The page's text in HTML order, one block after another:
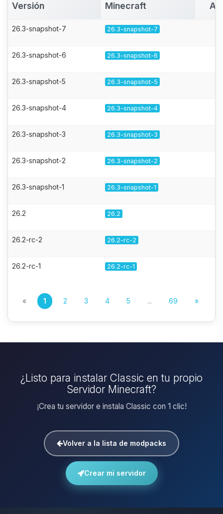
Versión Minecraft
26.3-snapshot-7 26.3-snapshot-7
26.3-snapshot-6 26.3-snapshot-6
26.3-snapshot-5 26.3-snapshot-5
26.3-snapshot-4 26.3-snapshot-4
26.3-snapshot-3 26.3-snapshot-3
26.3-snapshot-2 26.3-snapshot-2
26.3-snapshot-1 26.3-snapshot-1
26.2 26.2
26.2-rc-2 26.2-rc-2
26.2-rc-1 26.2-rc-1
« 1 2 3 4 5 ... 69 »
¿Listo para instalar Classic en tu propio
Servidor Minecraft?
¡Crea tu servidor e instala Classic con 1 clic!
Volver a la lista de modpacks
Crear mi servidor